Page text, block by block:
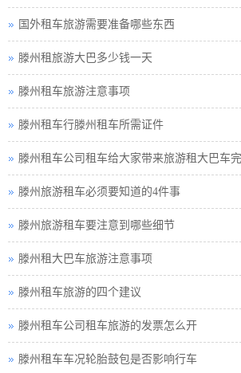
国外租车旅游需要准备哪些东西
滕州租旅游大巴多少钱一天
滕州租车旅游注意事项
滕州租车行滕州租车所需证件
滕州租车公司租车给大家带来旅游租大巴车
滕州旅游租车必须要知道的4件事
滕州旅游租车要注意到哪些细节
滕州租大巴车旅游注意事项
滕州租车旅游的四个建议
滕州租车公司租车旅游的发票怎么开
滕州租车车况轮胎鼓包是否影响行车